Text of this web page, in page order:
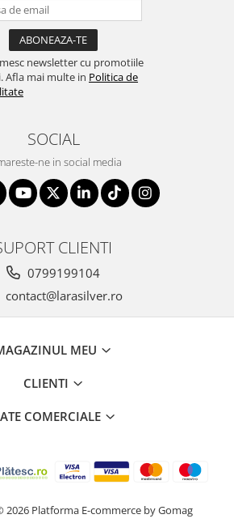
newsletter cu promotiile
Afla mai multe in Politica de
SOCIAL
ne in social media
CLIENTI
0799199104
contact@larasilver.ro
MEU
CLIENTI
COMERCIALE
2026 Platforma E-commerce by Gomag